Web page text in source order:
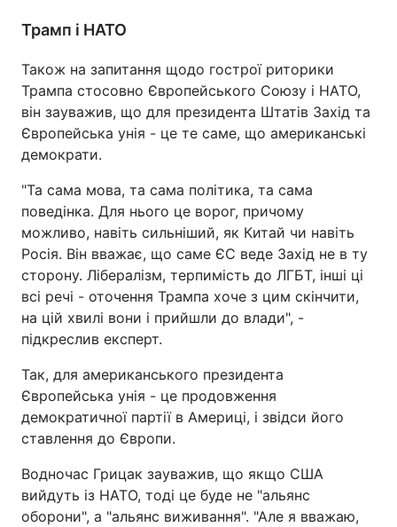
Трамп і НАТО
Також на запитання щодо гострої риторики
Трампа стосовно Європейського Союзу і НАТО,
він зауважив, що для президента Штатів Захід та
Європейська унія - це те саме, що американські
демократи.
"Та сама мова, та сама політика, та сама
поведінка. Для нього це ворог, причому
можливо, навіть сильніший, як Китай чи навіть
Росія. Він вважає, що саме ЄС веде Захід не в ту
сторону. Лібералізм, терпимість до ЛГБТ, інші ці
всі речі - оточення Трампа хоче з цим скінчити,
на цій хвилі вони і прийшли до влади", -
підкреслив експерт.
Так, для американського президента
Європейська унія - це продовження
демократичної партії в Америці, і звідси його
ставлення до Європи.
Водночас Грицак зауважив, що якщо США
вийдуть із НАТО, тоді це буде не "альянс
оборони", а "альянс виживання". "Але я вважаю,